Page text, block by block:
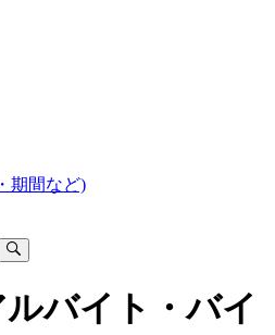
期間など)
バイト・バイ